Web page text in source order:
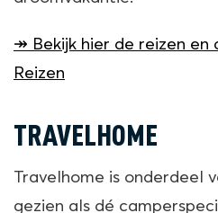
↠ Bekijk hier de reizen en
Reizen
TRAVELHOME
Travelhome is onderdeel
gezien als dé